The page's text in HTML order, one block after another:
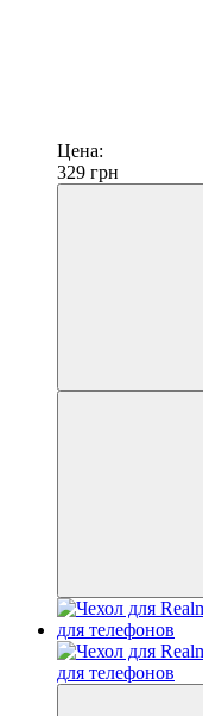
Цена:
329 грн